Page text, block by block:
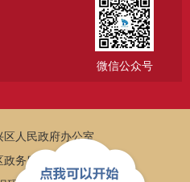
微信公众号
区人民政府办公室
务服务和数据管理局